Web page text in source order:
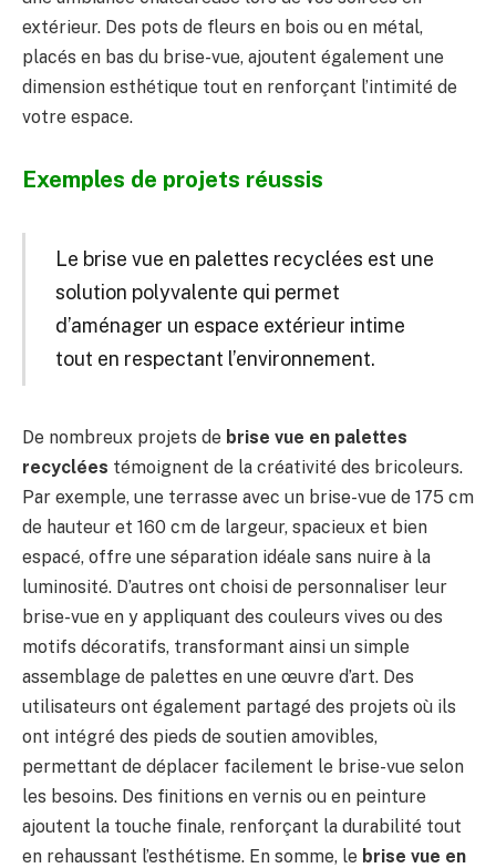
extérieur. Des pots de fleurs en bois ou en métal,
placés en bas du brise-vue, ajoutent également une
dimension esthétique tout en renforçant l’intimité de
votre espace.
Exemples de projets réussis
Le brise vue en palettes recyclées est une
solution polyvalente qui permet
d’aménager un espace extérieur intime
tout en respectant l’environnement.
De nombreux projets de brise vue en palettes
recyclées témoignent de la créativité des bricoleurs.
Par exemple, une terrasse avec un brise-vue de 175 cm
de hauteur et 160 cm de largeur, spacieux et bien
espacé, offre une séparation idéale sans nuire à la
luminosité. D’autres ont choisi de personnaliser leur
brise-vue en y appliquant des couleurs vives ou des
motifs décoratifs, transformant ainsi un simple
assemblage de palettes en une œuvre d’art. Des
utilisateurs ont également partagé des projets où ils
ont intégré des pieds de soutien amovibles,
permettant de déplacer facilement le brise-vue selon
les besoins. Des finitions en vernis ou en peinture
ajoutent la touche finale, renforçant la durabilité tout
en rehaussant l’esthétisme. En somme, le brise vue en